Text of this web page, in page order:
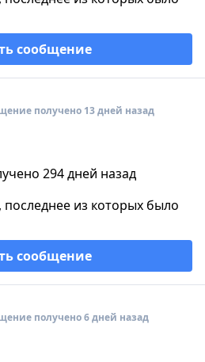
сообщение
получено 13 дней назад
294 дней назад
из которых было
сообщение
получено 6 дней назад